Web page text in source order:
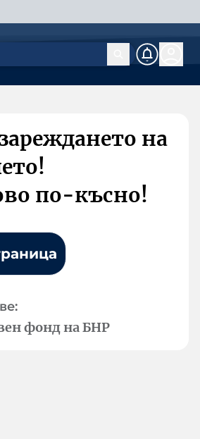
на
по-късно!
фонд на БНР